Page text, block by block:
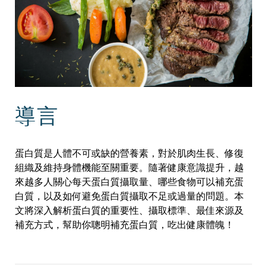
導言
蛋白質是人體不可或缺的營養素，對於肌肉生長、修復
組織及維持身體機能至關重要。隨著健康意識提升，越
來越多人關心每天蛋白質攝取量、哪些食物可以補充蛋
白質，以及如何避免蛋白質攝取不足或過量的問題。本
文將深入解析蛋白質的重要性、攝取標準、最佳來源及
補充方式，幫助你聰明補充蛋白質，吃出健康體魄！